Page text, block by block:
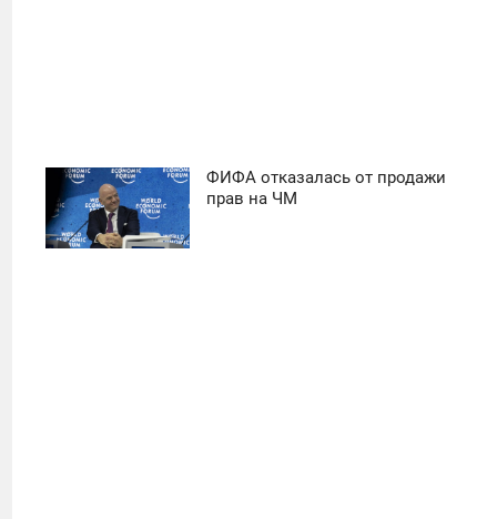
ФИФА отказалась от продажи
прав на ЧМ